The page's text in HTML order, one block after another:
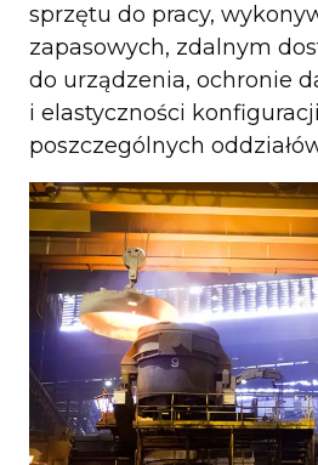
sprzętu do pracy,
zapasowych, zdalnym
do urządzenia, ochronie
i elastyczności
poszczególnych